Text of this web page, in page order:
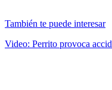
También te puede interesar
Video: Perrito provoca